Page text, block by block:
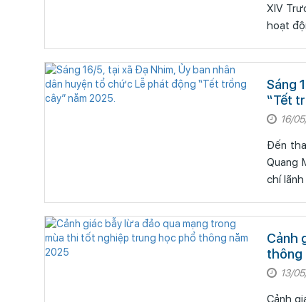
XIV Trước thềm Đại hội lần thứ XIV của Đảng, các thế lực thù địch, phản động gia tăng
hoạt
Sáng
“Tết
16/
Đến
Quang
chí
Cảnh
thông
13/
Cảnh